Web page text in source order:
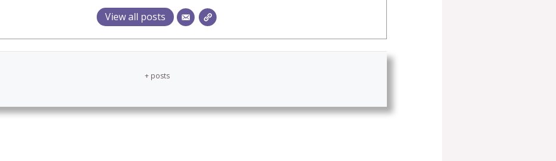
View all posts
+ posts